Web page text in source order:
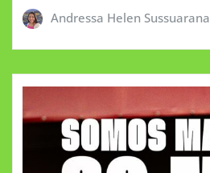
Andressa Helen Sussuarana